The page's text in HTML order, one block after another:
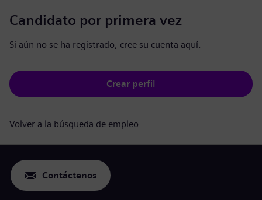
Candidato por primera vez
Si aún no se ha registrado, cree su cuenta aquí.
Crear perfil
Volver a la búsqueda de empleo
Contáctenos